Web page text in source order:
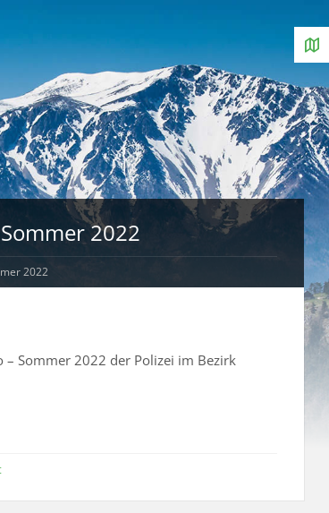
2022
2022
– Sommer 2022 der Polizei im Bezirk